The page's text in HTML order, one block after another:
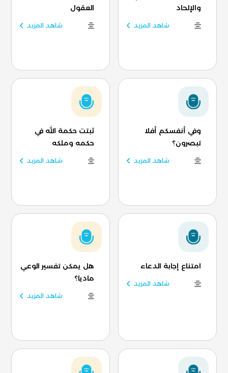
والإلحاد
شاهد المزيد
العقول
شاهد المزيد
وفي أنفسكم أفلا
تبصرون؟
شاهد المزيد
ثبتت حكمة الله في
حكمه وملكه
شاهد المزيد
امتناع إجابة الدعاء
شاهد المزيد
هل يمكن تفسير الوعي
ماديا؟
شاهد المزيد